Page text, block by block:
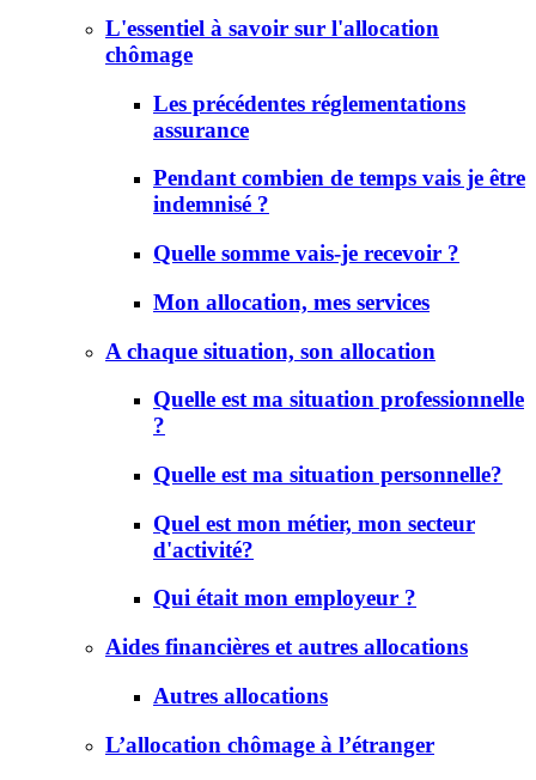
L'essentiel à savoir sur l'allocation
chômage
Les précédentes réglementations
assurance
Pendant combien de temps vais je être
indemnisé ?
Quelle somme vais-je recevoir ?
Mon allocation, mes services
A chaque situation, son allocation
Quelle est ma situation professionnelle
?
Quelle est ma situation personnelle?
Quel est mon métier, mon secteur
d'activité?
Qui était mon employeur ?
Aides financières et autres allocations
Autres allocations
L’allocation chômage à l’étranger